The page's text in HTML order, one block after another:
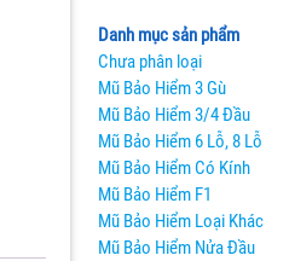
Danh mục sản phẩm
Chưa phân loại
Mũ Bảo Hiểm 3 Gù
Mũ Bảo Hiểm 3/4 Đầu
Mũ Bảo Hiểm 6 Lỗ, 8 Lỗ
Mũ Bảo Hiểm Có Kính
Mũ Bảo Hiểm F1
Mũ Bảo Hiểm Loại Khác
Mũ Bảo Hiểm Nửa Đầu